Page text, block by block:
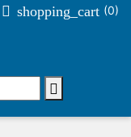
 shopping_cart (0)
